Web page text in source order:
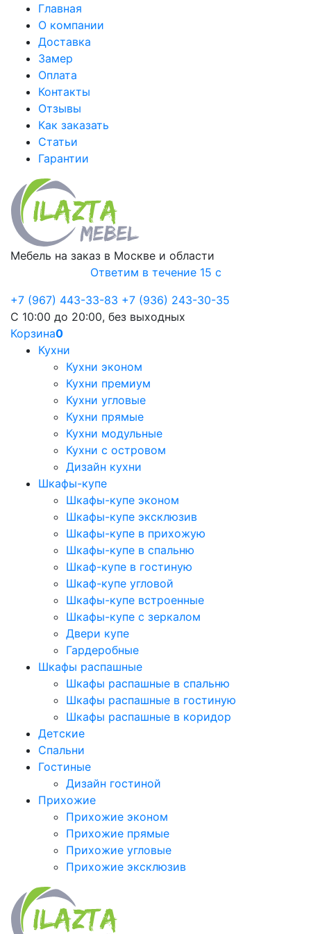
Главная
О компании
Доставка
Замер
Оплата
Контакты
Отзывы
Как заказать
Статьи
Гарантии
Мебель на заказ в Москве и области
Ответим в течение 15 с
+7 (967) 443-33-83 +7 (936) 243-30-35
С 10:00 до 20:00, без выходных
Корзина0
Кухни
Кухни эконом
Кухни премиум
Кухни угловые
Кухни прямые
Кухни модульные
Кухни с островом
Дизайн кухни
Шкафы-купе
Шкафы-купе эконом
Шкафы-купе эксклюзив
Шкафы-купе в прихожую
Шкафы-купе в спальню
Шкаф-купе в гостиную
Шкаф-купе угловой
Шкафы-купе встроенные
Шкафы-купе с зеркалом
Двери купе
Гардеробные
Шкафы распашные
Шкафы распашные в спальню
Шкафы распашные в гостиную
Шкафы распашные в коридор
Детские
Спальни
Гостиные
Дизайн гостиной
Прихожие
Прихожие эконом
Прихожие прямые
Прихожие угловые
Прихожие эксклюзив